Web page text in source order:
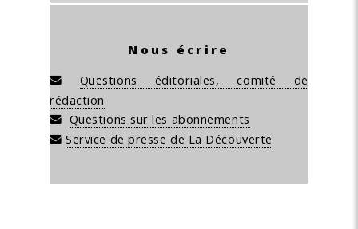
Nous écrire
Questions éditoriales, comité de
rédaction
Questions sur les abonnements
Service de presse de La Découverte